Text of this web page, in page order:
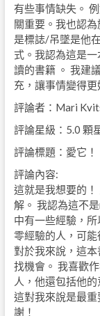
有些事情缺失。
關重要。我也認
是標誌/吊墜是他
式。我認為這是
讀的書籍 。 我建
充，讓事情變得更
評論者：Mari
評論星級：5.0 顆
評論標題：愛它！
評論內容:
這就是我想要的
解。 我認為這不
中有一些經驗，
零經驗的人，可
對於我來說，這
找機會。 我喜歡
人，他還包括他
這對我來說是最
謝！